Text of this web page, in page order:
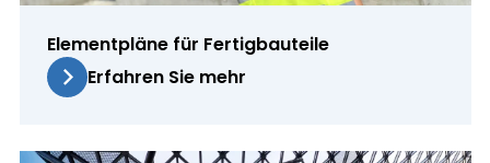
Elementpläne für Fertigbauteile
Erfahren Sie mehr